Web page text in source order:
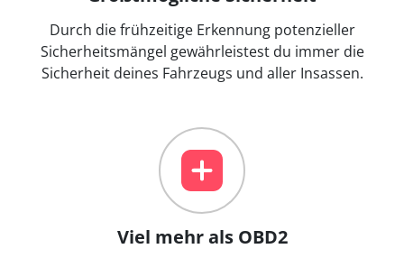
Durch die frühzeitige Erkennung potenzieller
Sicherheitsmängel gewährleistest du immer die
Sicherheit deines Fahrzeugs und aller Insassen.
Viel mehr als OBD2